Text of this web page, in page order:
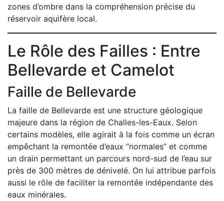
zones d’ombre dans la compréhension précise du
réservoir aquifère local.
Le Rôle des Failles : Entre
Bellevarde et Camelot
Faille de Bellevarde
La faille de Bellevarde est une structure géologique
majeure dans la région de Challes-les-Eaux. Selon
certains modèles, elle agirait à la fois comme un écran
empêchant la remontée d’eaux “normales” et comme
un drain permettant un parcours nord-sud de l’eau sur
près de 300 mètres de dénivelé. On lui attribue parfois
aussi le rôle de faciliter la remontée indépendante des
eaux minérales.